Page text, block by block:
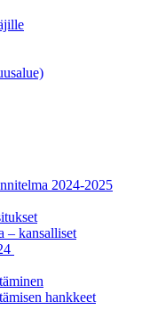
2024-2025
– kansalliset
hankkeet